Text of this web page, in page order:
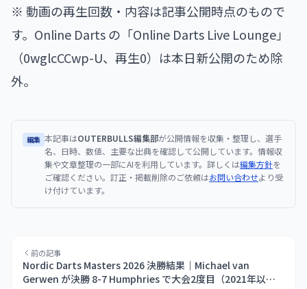
※ 動画の再生回数・内容は記事公開時点のもので
す。Online Darts の「Online Darts Live Lounge」
（0wglcCCwp-U、再生0）は本日新公開のため除
外。
編集 本記事はOUTERBULLS編集部が公開情報を収集・整理し、選手
名、日時、数値、主要な出典を確認して公開しています。情報収
集や文章整理の一部にAIを利用しています。詳しくは編集方針を
ご確認ください。訂正・掲載削除のご依頼はお問い合わせより受
け付けています。
前の記事
Nordic Darts Masters 2026 決勝結果｜Michael van
Gerwen が決勝 8-7 Humphries で大会2度目（2021年以